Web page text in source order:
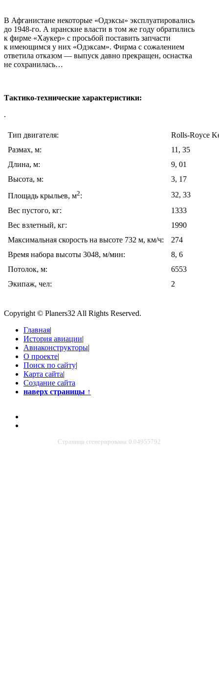
В Афганистане некоторые «Одэксы» эксплуатировались
до 1948-го. А иранские власти в том же году обратились
к фирме «Хаукер» с просьбой поставить запчасти
к имеющимся у них «Одэксам». Фирма с сожалением
ответила отказом — выпуск давно прекращен, оснастка
не сохранилась…
Тактико-технические характеристики:
.
Тип двигателя:
Rolls-Royce
Размах, м:
11, 35
Длина, м:
9, 01
Высота, м:
3, 17
Площадь крыльев, м2:
32, 33
Вес пустого, кг:
1333
Вес взлетный, кг:
1990
Максимальная скорость на высоте 732 м, км/ч:
274
Время набора высоты 3048, м/мин:
8, 6
Потолок, м:
6553
Экипаж, чел:
2
Copyright © Planers32 All Rights Reserved.
Главная|
История авиации|
Авиаконструкторы|
О проекте|
Поиск по сайту|
Карта сайта|
Создание сайта
наверх страницы ↑
Страница сгенерирована:0.04955792